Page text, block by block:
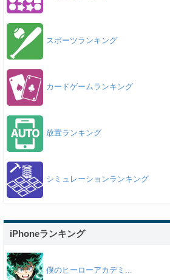
スポーツランキング
カードゲームランキング
放置ランキング
シミュレーションランキング
iPhoneランキング
僕のヒーローアカデミ...